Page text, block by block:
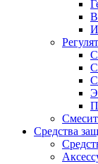
С
С
С
Средства